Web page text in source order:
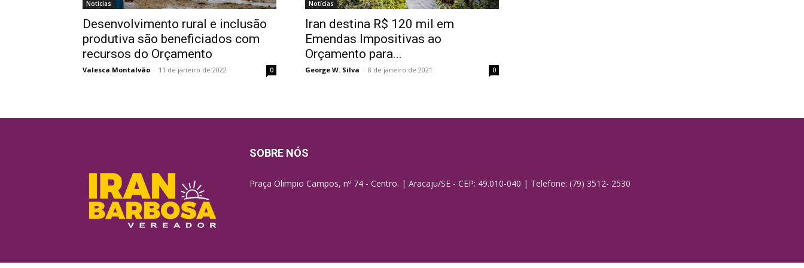
Notícias
Desenvolvimento rural e inclusão
produtiva são beneficiados com
recursos do Orçamento
Valesca Montalvão - 11 de janeiro de 2022 0
Notícias
Iran destina R$ 120 mil em
Emendas Impositivas ao
Orçamento para...
George W. Silva - 8 de janeiro de 2021 0
SOBRE NÓS
Praça Olimpio Campos, nº 74 - Centro. | Aracaju/SE - CEP: 49.010-040 | Telefone: (79) 3512- 2530